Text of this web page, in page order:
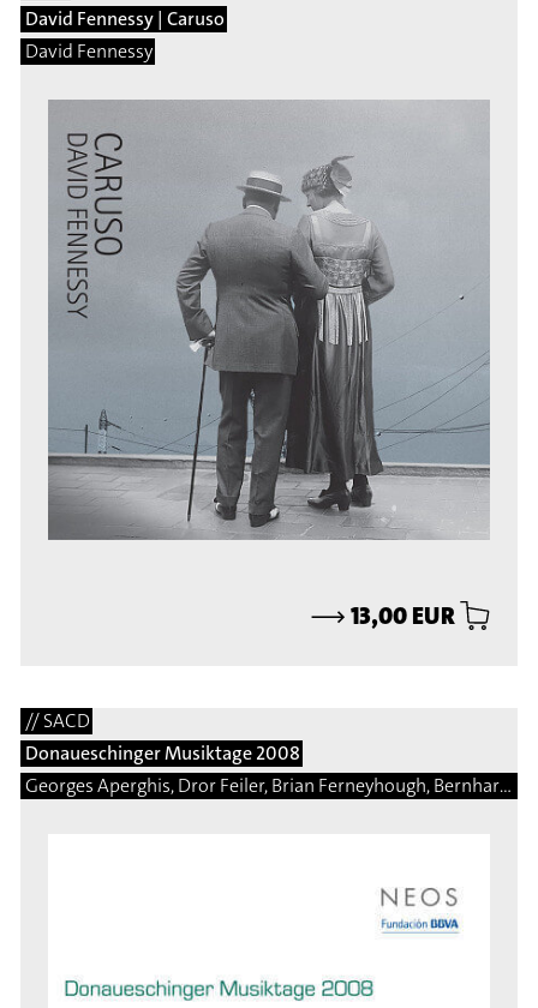
David Fennessy | Caruso
David Fennessy
⟶13,00 EUR
// SACD
Donaueschinger Musiktage 2008
Georges Aperghis, Dror Feiler, Brian Ferneyhough, Bernhard Gander, Saed Haddad, Arnulf Herrmann, Ben Johnston, Eduardo Moguillansky, Isabel Mundry, Brice Pauset, Enno Poppe